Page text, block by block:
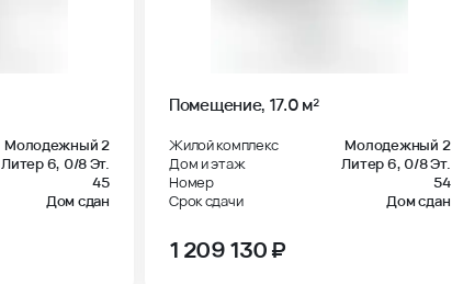
Молодежный 2
Литер 6, 0/8 Эт.
45
Дом сдан
Помещение, 17.0 м²
Жилой комплекс
Молодежный 2
Дом и этаж
Литер 6, 0/8 Эт.
Номер
54
Срок сдачи
Дом сдан
1 209 130 ₽